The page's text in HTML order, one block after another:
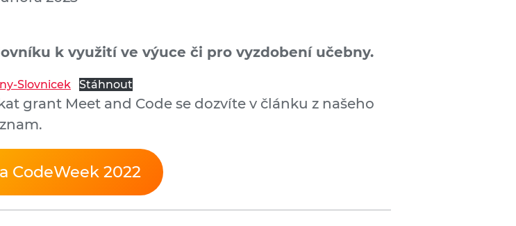
k využití ve výuce či pro vyzdobení učebny.
Slovnicek Stáhnout
grant Meet and Code se dozvíte v článku z našeho
CodeWeek 2022